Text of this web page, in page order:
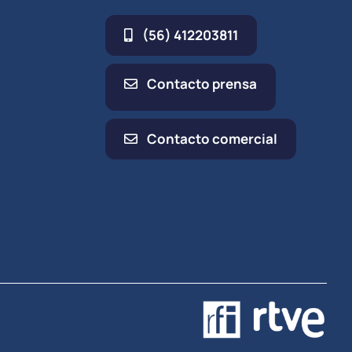
(56) 412203811
Contacto prensa
Contacto comercial